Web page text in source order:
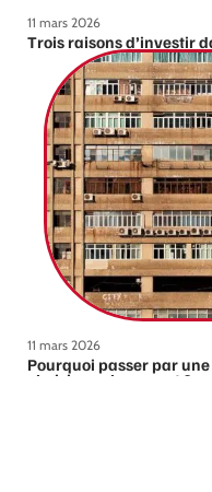
11 mars 2026
Trois raisons d’investir
11 mars 2026
Pourquoi passer par
choisir son logement ?